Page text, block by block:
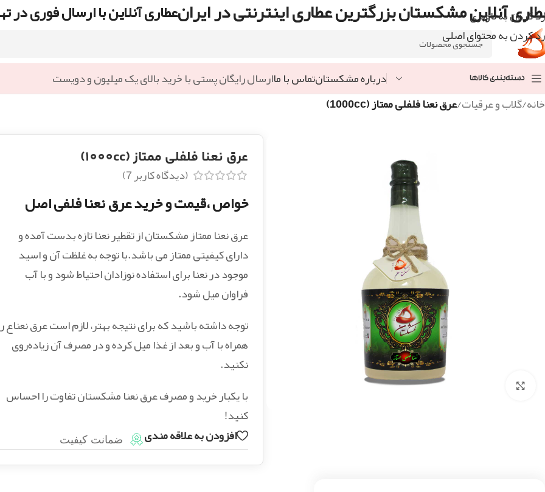
رد کردن به ناوبری
رد کردن به محتوای اصلی
آنلاین مشکستان بزرگترین عطاری اینترنتی در ایرانعطاری آنلاین با ارسال فوری در
دسته‌بندی کالاها درباره مشکستانتماس با ماارسال رایگان پستی با خرید بالای یک میلیون و دویست
خانه/گلاب و عرقیات/عرق نعنا فلفلی ممتاز (1000cc)
بزرگنمایی تصویر
عرق نعنا فلفلی ممتاز (1000cc)
(دیدگاه کاربر7
)
خواص ،قیمت و خرید عرق نعنا فلفی اصل
عرق نعنا ممتاز مشکستان از تقطیر نعنا تازه بدست آمده و
دارای کیفیتی ممتاز می باشد.با توجه به غلظت آن و اسید
موجود در نعنا برای استفاده نوزادان احتیاط شود و با آب
فراوان میل شود.
توجه داشته باشید که برای نتیجه بهتر، لازم است عرق نعناع
همراه با آب و بعد از غذا میل کرده و در مصرف آن زیاده‌روی
نکنید.
با یکبار خرید و مصرف عرق نعنا مشکستان تفاوت را احساس
کنید!
افزودن به علاقه مندی
ضمانت کیفیت